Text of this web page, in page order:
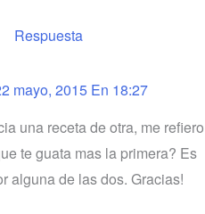
Respuesta
mayo, 2015 En 18:27
una receta de otra, me refiero
te guata mas la primera? Es
alguna de las dos. Gracias!